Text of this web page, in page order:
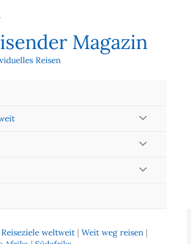
Magazin
Reisen
Reiseziele weltweit |Weit weg reisen |